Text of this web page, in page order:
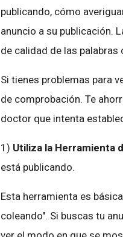
publicando, cómo
anuncio a su publicación.
de calidad de las palabras
Si tienes problemas para
de comprobación. Te
doctor que intenta
1) Utiliza la Herramienta
está publicando.
Esta herramienta es
coleando". Si buscas tu